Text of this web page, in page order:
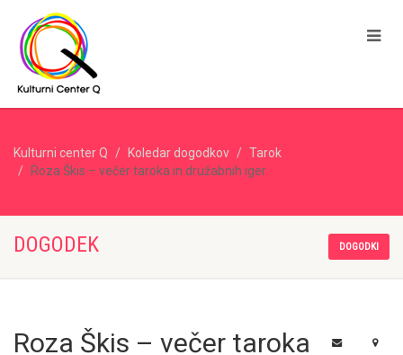
Kulturni center Q Koledar dogodkov
Tarok
Roza Škis – večer taroka in družabnih iger
DOGODEK DOGODKI
Roza Škis – večer taroka